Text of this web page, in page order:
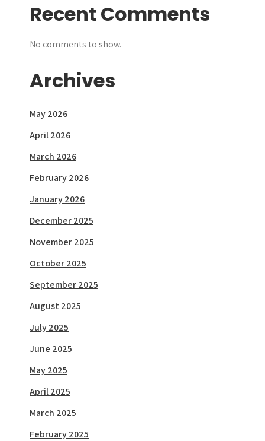
Recent Comments
No comments to show.
Archives
May 2026
April 2026
March 2026
February 2026
January 2026
December 2025
November 2025
October 2025
September 2025
August 2025
July 2025
June 2025
May 2025
April 2025
March 2025
February 2025